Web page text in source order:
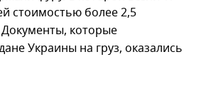
стоимостью более 2,5
которые
Украины на груз, оказались